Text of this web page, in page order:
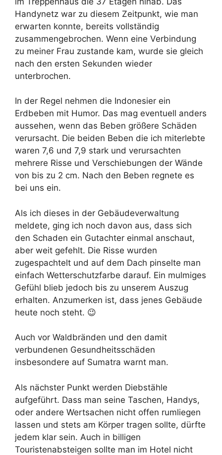
Handynetz war zu diesem Zeitpunkt, wie man
erwarten konnte, bereits vollständig
zusammengebrochen. Wenn eine Verbindung
zu meiner Frau zustande kam, wurde sie gleich
nach den ersten Sekunden wieder
unterbrochen.
In der Regel nehmen die Indonesier ein
Erdbeben mit Humor. Das mag eventuell anders
aussehen, wenn das Beben größere Schäden
verursacht. Die beiden Beben die ich miterlebte
waren 7,6 und 7,9 stark und verursachten
mehrere Risse und Verschiebungen der Wände
von bis zu 2 cm. Nach den Beben regnete es
bei uns ein.
Als ich dieses in der Gebäudeverwaltung
meldete, ging ich noch davon aus, dass sich
den Schaden ein Gutachter einmal anschaut,
aber weit gefehlt. Die Risse wurden
zugespachtelt und auf dem Dach pinselte man
einfach Wetterschutzfarbe darauf. Ein mulmiges
Gefühl blieb jedoch bis zu unserem Auszug
erhalten. Anzumerken ist, dass jenes Gebäude
heute noch steht. 😉
Auch vor Waldbränden und den damit
verbundenen Gesundheitsschäden
insbesondere auf Sumatra warnt man.
Als nächster Punkt werden Diebstähle
aufgeführt. Dass man seine Taschen, Handys,
oder andere Wertsachen nicht offen rumliegen
lassen und stets am Körper tragen sollte, dürfte
jedem klar sein. Auch in billigen
Touristenabsteigen sollte man im Hotel nicht